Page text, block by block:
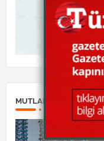
MUTLAKA OKUYUN: